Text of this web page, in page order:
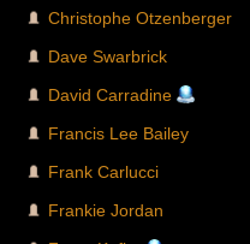
Christophe Otzenberger
Dave Swarbrick
David Carradine
Francis Lee Bailey
Frank Carlucci
Frankie Jordan